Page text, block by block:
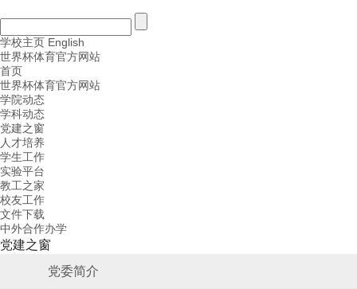
学校主页 English
世界杯体育官方网站
首页
世界杯体育官方网站
学院动态
学科动态
党建之窗
人才培养
学生工作
实验平台
教工之家
校友工作
文件下载
中外合作办学
党建之窗
党委简介